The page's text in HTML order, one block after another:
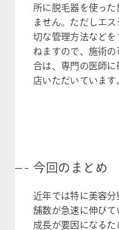
所に脱毛器を使った
ません。ただしエ
切な管理方法など
ねますので、施術
合は、専門の医師
店いただいています
今回のまとめ
近年では特に美容
舗数が急速に伸び
成長が要因になる